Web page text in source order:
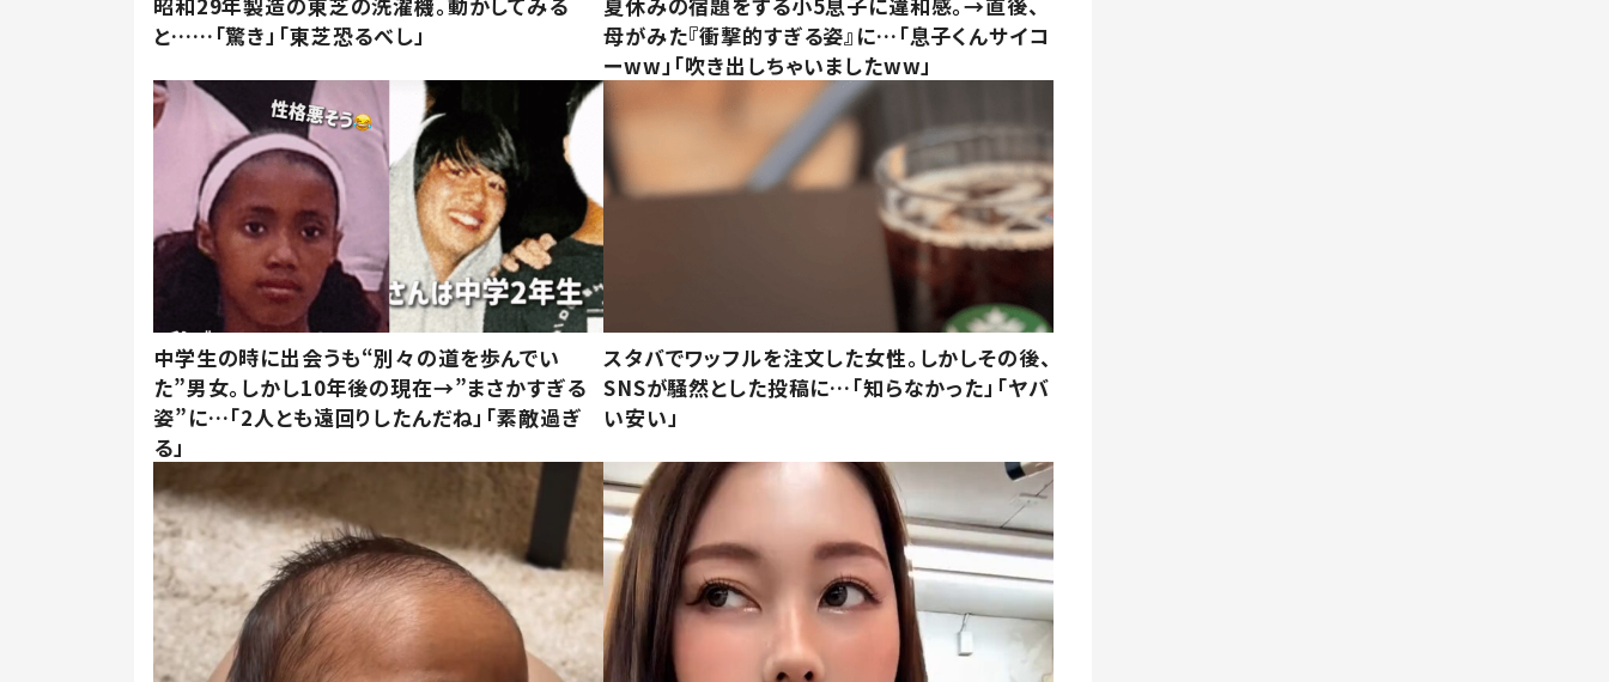
と……「驚き」「東芝恐るべし」
母がみた『衝撃的すぎる姿』に…「息子くんサイコ
ーww」「吹き出しちゃいましたww」
中学生の時に出会うも“別々の道を歩んでい
た”男女。しかし10年後の現在→”まさかすぎる
姿”に…「2人とも遠回りしたんだね」「素敵過ぎ
る」
スタバでワッフルを注文した女性。しかしその後、
SNSが騒然とした投稿に…「知らなかった」「ヤバ
い安い」